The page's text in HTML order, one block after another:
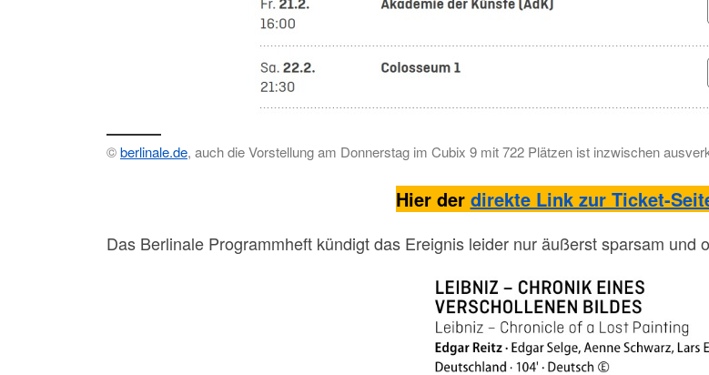
©berlinale.de, auch die Vorstellung am Donnerstag im Cubix 9 mit 722 Plätzen ist inzwischen
Hier der direkte Link zur Ticket-
Das Berlinale Programmheft kündigt das Ereignis leider nur äußerst sparsam und